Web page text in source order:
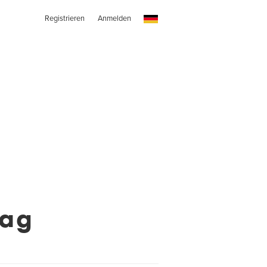
Registrieren Anmelden